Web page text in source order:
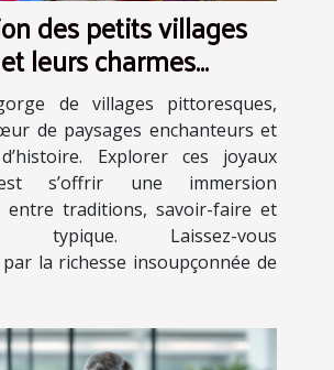
des petits villages
leurs charmes
de villages pittoresques,
de paysages enchanteurs et
Explorer ces joyaux
s’offrir une immersion
entre traditions, savoir-faire et
typique. Laissez-vous
la richesse insoupçonnée de